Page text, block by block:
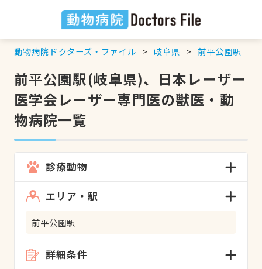
動物病院ドクターズ・ファイル 岐阜県 前平公園駅
前平公園駅(岐阜県)、日本レーザー
医学会レーザー専門医の獣医・動
物病院一覧
診療動物
エリア・駅
前平公園駅
詳細条件